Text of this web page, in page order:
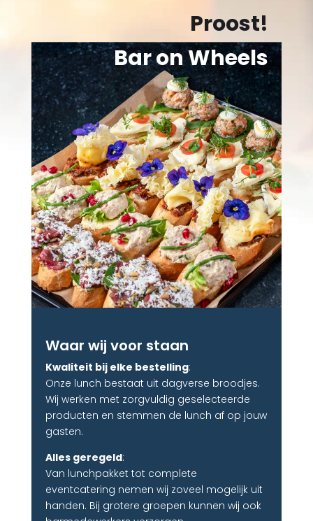
Proost!
Bar on Wheels
Waar wij voor staan
Kwaliteit bij elke bestelling:
Onze lunch bestaat uit dagverse broodjes.
Wij werken met zorgvuldig geselecteerde
producten en stemmen de lunch af op jouw
gasten.
Alles geregeld:
Van lunchpakket tot complete
eventcatering nemen wij zoveel mogelijk uit
handen. Bij grotere groepen kunnen wij ook